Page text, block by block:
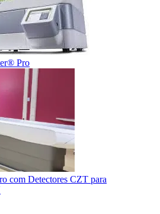
Pro
com Detectores CZT para